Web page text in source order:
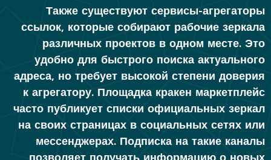
Также существуют сервисы-агрегаторы
ссылок, которые собирают рабочие зеркала
различных проектов в одном месте. Это
удобно для быстрого поиска актуального
адреса, но требует высокой степени доверия
к агрегатору. Площадка кракен маркетплейс
часто публикует списки официальных зеркал
на своих страницах в социальных сетях или
мессенджерах. Подписка на такие каналы